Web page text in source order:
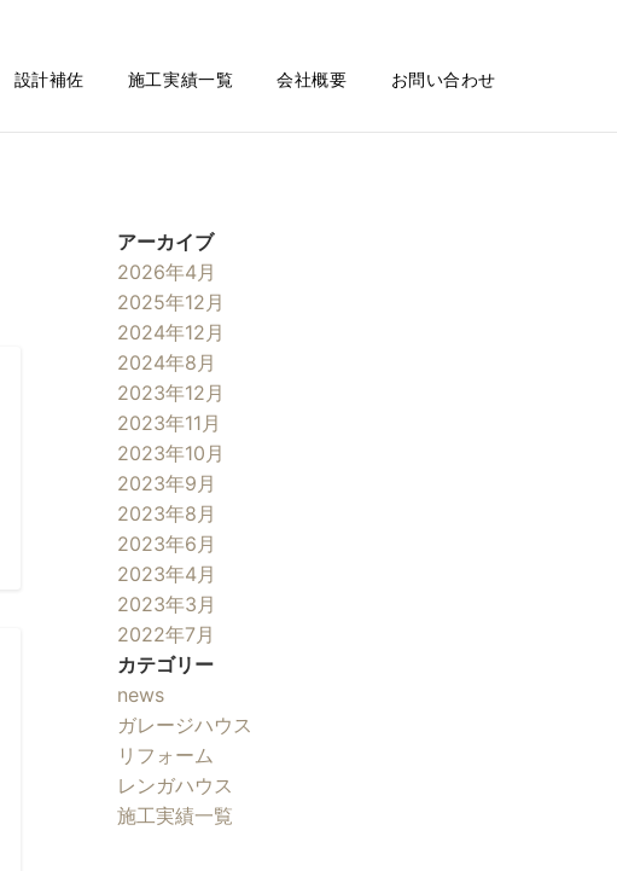
設計補佐 施工実績一覧 会社概要 お問い合わせ
アーカイブ
2026年4月
2025年12月
2024年12月
2024年8月
2023年12月
2023年11月
2023年10月
2023年9月
2023年8月
2023年6月
2023年4月
2023年3月
2022年7月
カテゴリー
news
ガレージハウス
リフォーム
レンガハウス
施工実績一覧